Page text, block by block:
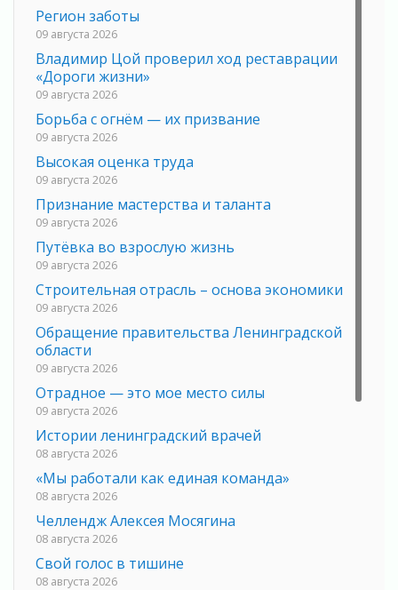
Регион заботы
09 августа 2026
Владимир Цой проверил ход реставрации
«Дороги жизни»
09 августа 2026
Борьба с огнём — их призвание
09 августа 2026
Высокая оценка труда
09 августа 2026
Признание мастерства и таланта
09 августа 2026
Путёвка во взрослую жизнь
09 августа 2026
Строительная отрасль – основа экономики
09 августа 2026
Обращение правительства Ленинградской
области
09 августа 2026
Отрадное — это мое место силы
09 августа 2026
Истории ленинградский врачей
08 августа 2026
«Мы работали как единая команда»
08 августа 2026
Челлендж Алексея Мосягина
08 августа 2026
Свой голос в тишине
08 августа 2026